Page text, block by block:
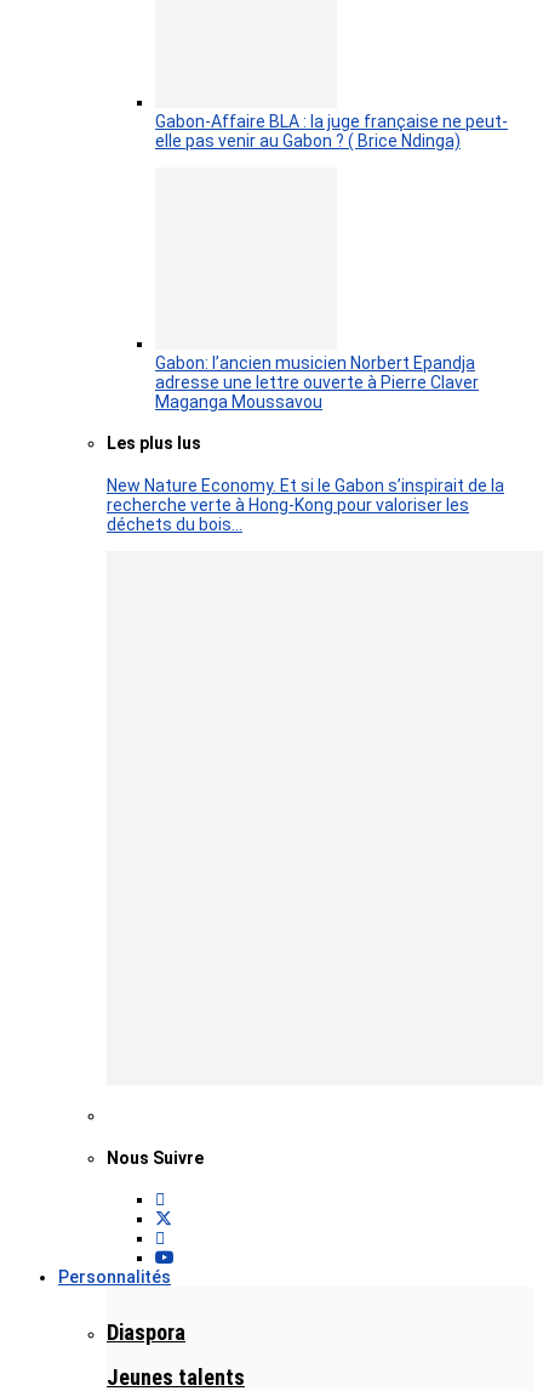
Gabon-Affaire BLA : la juge française ne peut-
elle pas venir au Gabon ? ( Brice Ndinga)
Gabon: l’ancien musicien Norbert Epandja
adresse une lettre ouverte à Pierre Claver
Maganga Moussavou
Les plus lus
New Nature Economy. Et si le Gabon s’inspirait de la
recherche verte à Hong-Kong pour valoriser les
déchets du bois…
Nous Suivre
Personnalités
Diaspora
Jeunes talents